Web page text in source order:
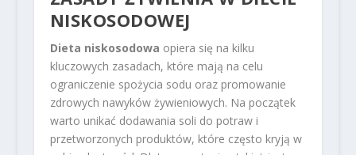
NISKOSODOWEJ
Dieta niskosodowa opiera się na kilku
kluczowych zasadach, które mają na celu
ograniczenie spożycia sodu oraz promowanie
zdrowych nawyków żywieniowych. Na początek
warto unikać dodawania soli do potraw i
przetworzonych produktów, które często kryją w